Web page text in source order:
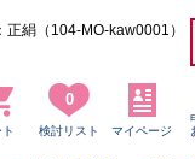
（104-MO-kaw0001）
0
検討リスト マイページ